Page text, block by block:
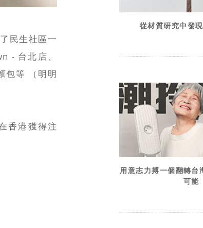
民生社區一
- 台北店、
包等 （明明
香港獲得注
從材質研究中發
用意志力搏一個翻轉台
可能